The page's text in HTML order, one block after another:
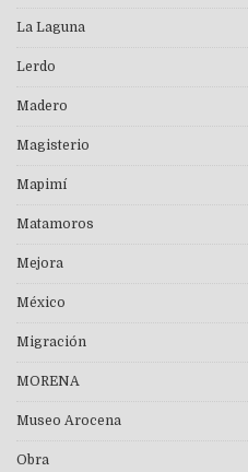
La Laguna
Lerdo
Madero
Magisterio
Mapimí
Matamoros
Mejora
México
Migración
MORENA
Museo Arocena
Obra